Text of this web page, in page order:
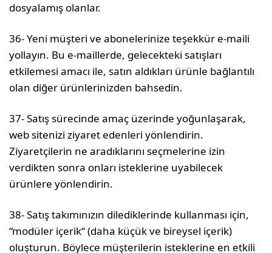
dosyalamış olanlar.
36- Yeni müşteri ve abonelerinize teşekkür e-maili
yollayın. Bu e-maillerde, gelecekteki satışları
etkilemesi amacı ile, satın aldıkları ürünle bağlantılı
olan diğer ürünlerinizden bahsedin.
37- Satış sürecinde amaç üzerinde yoğunlaşarak,
web sitenizi ziyaret edenleri yönlendirin.
Ziyaretçilerin ne aradıklarını seçmelerine izin
verdikten sonra onları isteklerine uyabilecek
ürünlere yönlendirin.
38- Satış takımınızın dilediklerinde kullanması için,
“modüler içerik“ (daha küçük ve bireysel içerik)
oluşturun. Böylece müşterilerin isteklerine en etkili